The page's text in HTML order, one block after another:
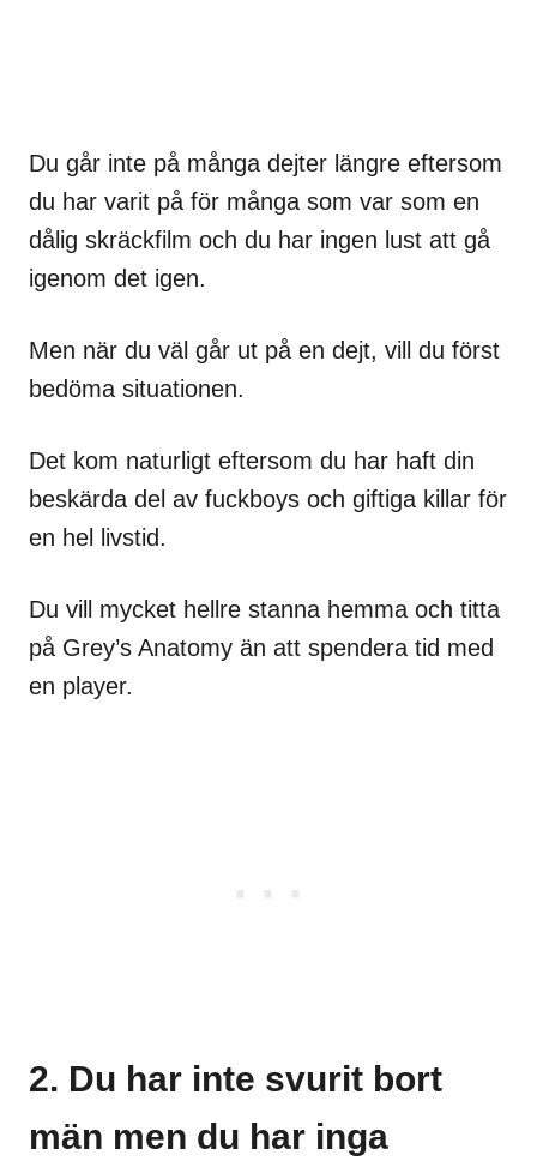
Du går inte på många dejter längre eftersom
du har varit på för många som var som en
dålig skräckfilm och du har ingen lust att gå
igenom det igen.
Men när du väl går ut på en dejt, vill du först
bedöma situationen.
Det kom naturligt eftersom du har haft din
beskärda del av fuckboys och giftiga killar för
en hel livstid.
Du vill mycket hellre stanna hemma och titta
på Grey’s Anatomy än att spendera tid med
en player.
2. Du har inte svurit bort
män men du har inga